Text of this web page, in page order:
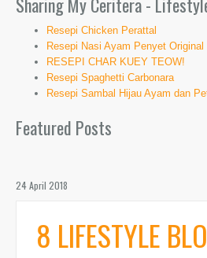
Resepi Chicken Perattal
Resepi Nasi Ayam Penyet Original
RESEPI CHAR KUEY TEOW!
Resepi Spaghetti Carbonara
Resepi Sambal Hijau Ayam dan
Featured Posts
24 April 2018
8 LIFESTYLE